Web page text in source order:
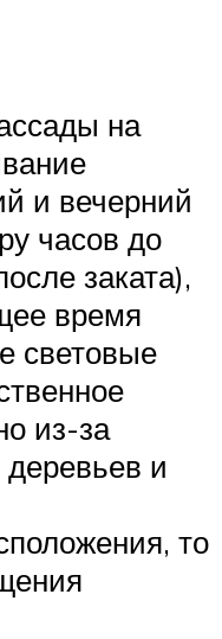
на
и вечерний
часов до
заката),
время
световые
из-за
и
то